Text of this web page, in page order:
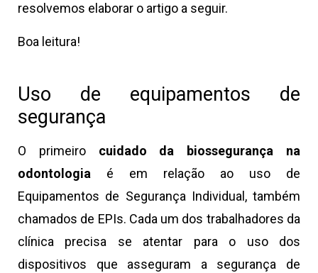
resolvemos elaborar o artigo a seguir.
Boa leitura!
Uso de equipamentos de
segurança
O primeiro cuidado da biossegurança na
odontologia é em relação ao uso de
Equipamentos de Segurança Individual, também
chamados de EPIs. Cada um dos trabalhadores da
clínica precisa se atentar para o uso dos
dispositivos que asseguram a segurança de